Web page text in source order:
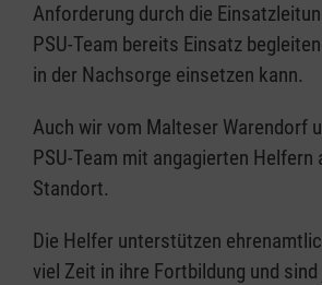
Anforderung durch die
PSU-Team bereits Einsatz
in der Nachsorge einsetzen kann.
Auch wir vom Malteser Warendorf
PSU-Team mit angagierten Helfern
Standort.
Die Helfer unterstützen
viel Zeit in ihre Fortbildung und